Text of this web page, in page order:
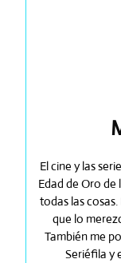
El cine y las
Edad de Oro
todas las
que lo
También me
Seriéfila y